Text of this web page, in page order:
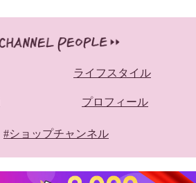
ライフスタイル
プロフィール
#ショップチャンネル